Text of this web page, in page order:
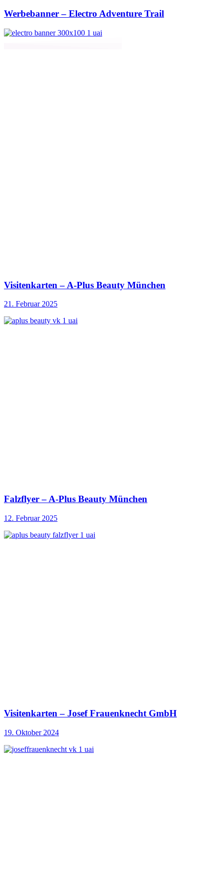
Werbebanner – Electro Adventure Trail
Visitenkarten – A-Plus Beauty München
21. Februar 2025
Falzflyer – A-Plus Beauty München
12. Februar 2025
Visitenkarten – Josef Frauenknecht GmbH
19. Oktober 2024